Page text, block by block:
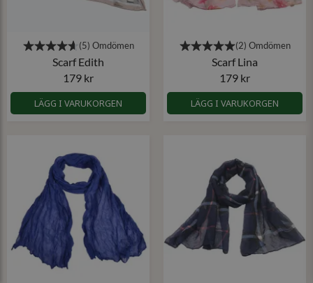
Scarf Edith
179 kr
LÄGG I VARUKORGEN
Scarf Lina
179 kr
LÄGG I VARUKORGEN